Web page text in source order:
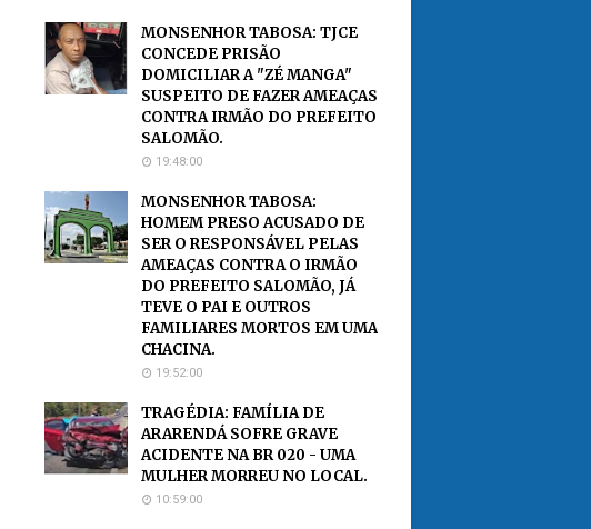
MONSENHOR TABOSA: TJCE
CONCEDE PRISÃO
DOMICILIAR A "ZÉ MANGA"
SUSPEITO DE FAZER AMEAÇAS
CONTRA IRMÃO DO PREFEITO
SALOMÃO.
19:48:00
MONSENHOR TABOSA:
HOMEM PRESO ACUSADO DE
SER O RESPONSÁVEL PELAS
AMEAÇAS CONTRA O IRMÃO
DO PREFEITO SALOMÃO, JÁ
TEVE O PAI E OUTROS
FAMILIARES MORTOS EM UMA
CHACINA.
19:52:00
TRAGÉDIA: FAMÍLIA DE
ARARENDÁ SOFRE GRAVE
ACIDENTE NA BR 020 - UMA
MULHER MORREU NO LOCAL.
10:59:00